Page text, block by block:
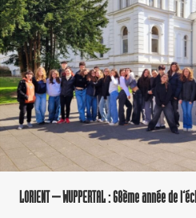
LORIENT – WUPPERTAL : 68ème année de